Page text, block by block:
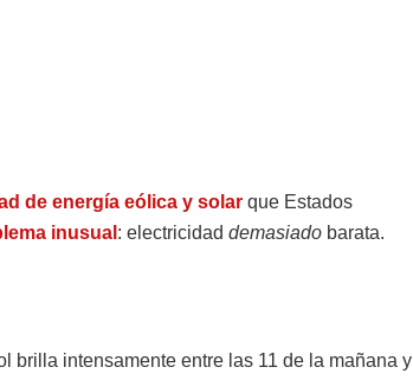
de energía eólica y solar que Estados
inusual : electricidad demasiado barata.
brilla intensamente entre las 11 de la mañana y